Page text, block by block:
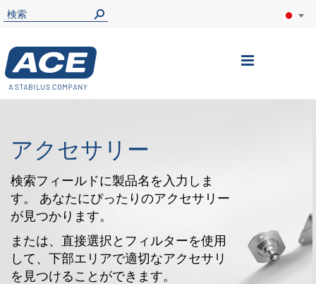
ナ
アクセサリー
検索フィールドに製品名を入力しま
す。 あなたにぴったりのアクセサリー
が見つかります。
または、直接選択とフィルターを使用
して、下部エリアで適切なアクセサリ
を見つけることができます。